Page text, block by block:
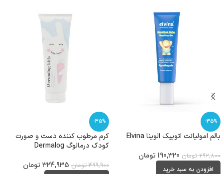
-35%
بالم امولیانت اتوپیک الوینا Elvina
292,800 تومان 190,320 تومان
افزودن به سبد خرید
-35%
کرم مرطوب کننده دست و صورت
کودک درمالوگ Dermalog
499,900 تومان 324,935 تومان